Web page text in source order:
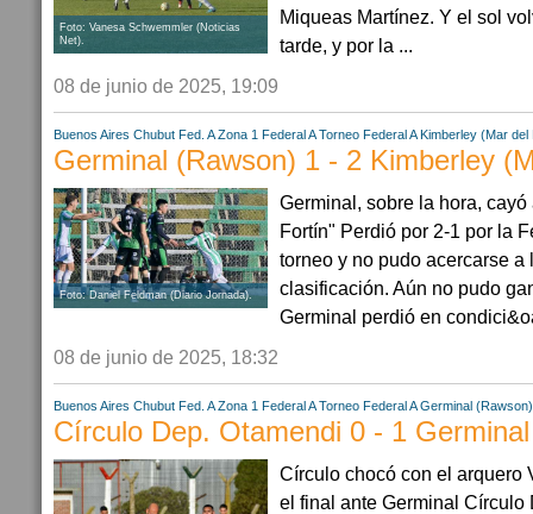
Foto: Vanesa Schwemmler (Noticias
Net).
Miqueas Martínez. Y el sol
tarde, y por la ...
08 de junio de 2025, 19:09
Buenos Aires Chubut Fed. A Zona 1 Federal A Torneo Federal A Kimberley (Mar del
Germinal (Rawson) 1 - 2 Kimberley
Foto: Daniel Feldman (Diario Jornada).
Germinal, sobre la hora,
Fortín" Perdió por 2-1 por la
torneo y no pudo acercarse a
clasificación. Aún no pudo
Germinal perdió en
08 de junio de 2025, 18:32
Buenos Aires Chubut Fed. A Zona 1 Federal A Torneo Federal A Germinal (Rawson)
Círculo Dep. Otamendi 0 - 1
Círculo chocó con el arquero
el final ante Germinal Círculo